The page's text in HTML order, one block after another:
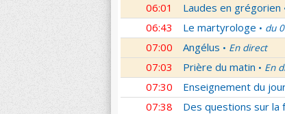
06:01 Laudes en grégorien
06:43 Le martyrologe • du
07:00 Angélus • En direct
07:03 Prière du matin • En
07:30 Enseignement du
07:38 Des questions sur la